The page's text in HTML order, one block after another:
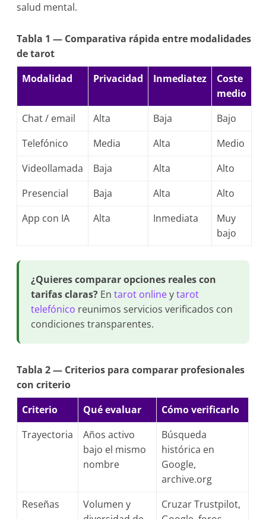
salud mental.
Tabla 1 — Comparativa rápida entre modalidades
de tarot
Modalidad
Privacidad Inmediatez
Coste
medio
Chat / email
Alta Baja
Bajo
Telefónico
Media Alta
Medio
Videollamada
Baja Alta
Alto
Presencial
Baja Alta
Alto
App con IA
Alta Inmediata
Muy
bajo
¿Quieres comparar opciones reales con
tarifas claras? Entarot onlineytarot
telefónico reunimos servicios verificados con
condiciones transparentes.
Tabla 2 — Criterios para comparar profesionales
con criterio
Criterio
Qué evaluar
Cómo verificarlo
Trayectoria
Años activo
bajo el mismo
nombre
Búsqueda
histórica en
Google,
archive.org
Reseñas
Volumen y
Cruzar Trustpilot,